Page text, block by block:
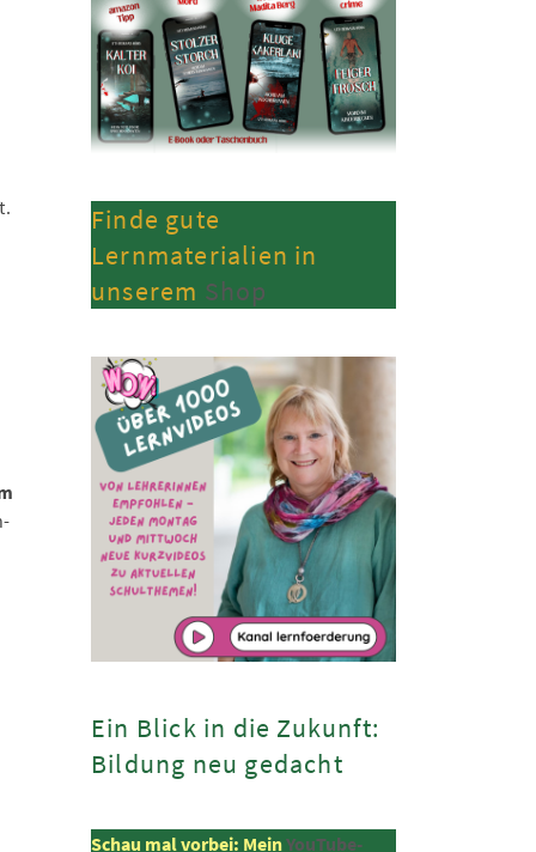
Finde gute
Lernmaterialien in
unserem Shop
Ein Blick in die Zukunft:
Bildung neu gedacht
Schau mal vorbei: MeinYouTube-